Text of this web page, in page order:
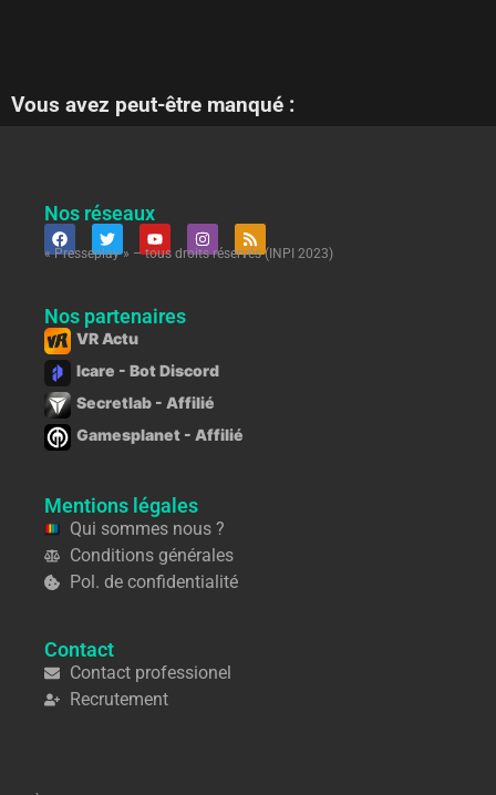
Vous avez peut-être manqué :
Nos réseaux
« Presseplay » – tous droits réservés (INPI 2023)
Nos partenaires
VR Actu
Icare - Bot Discord
Secretlab - Affilié
Gamesplanet - Affilié
Mentions légales
Qui sommes nous ?
Conditions générales
Pol. de confidentialité
Contact
Contact professionel
Recrutement